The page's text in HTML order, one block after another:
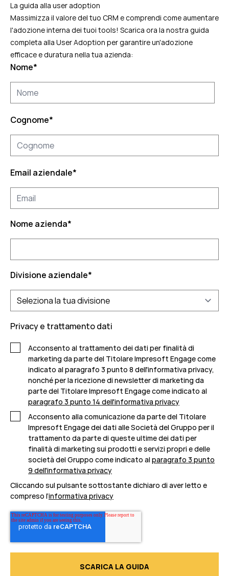
La guida alla user adoption
Massimizza il valore del tuo CRM e comprendi come aumentare
l'adozione interna dei tuoi tools! Scarica ora la nostra guida
completa alla User Adoption per garantire un'adozione
efficace e duratura nella tua azienda:
Nome*
Cognome*
Email aziendale*
Nome azienda*
Divisione aziendale*
Privacy e trattamento dati
Acconsento al trattamento dei dati per finalità di
marketing da parte del Titolare Impresoft Engage come
indicato al paragrafo 3 punto 8 dell'informativa privacy,
nonché per la ricezione di newsletter di marketing da
parte del Titolare Impresoft Engage come indicato al
paragrafo 3 punto 14 dell'informativa privacy
Acconsento alla comunicazione da parte del Titolare
Impresoft Engage dei dati alle Società del Gruppo per il
trattamento da parte di queste ultime dei dati per
finalità di marketing sui prodotti e servizi propri e delle
società del Gruppo come indicato al paragrafo 3 punto
9 dell'informativa privacy
Cliccando sul pulsante sottostante dichiaro di aver letto e
compreso l’informativa privacy